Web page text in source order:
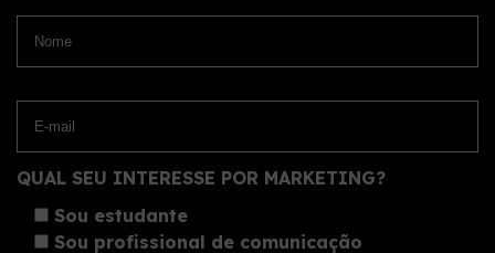
QUAL SEU INTERESSE POR MARKETING?
Sou estudante
Sou profissional de comunicação